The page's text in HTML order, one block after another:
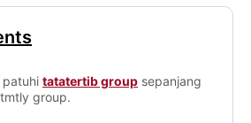
patuhi tatatertib group sepanjang
group.